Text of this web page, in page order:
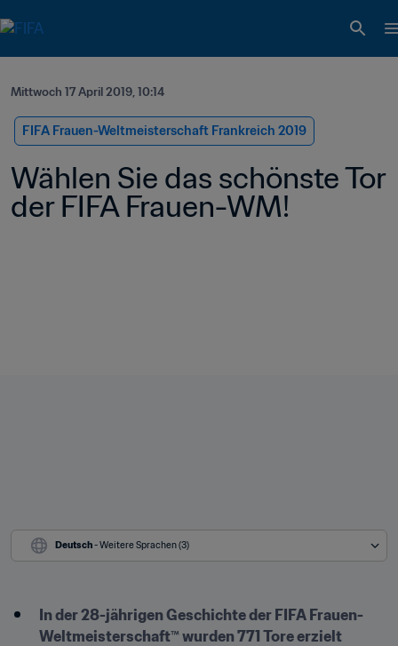
Mittwoch 17 April 2019, 10:14
FIFA Frauen-Weltmeisterschaft Frankreich 2019
Wählen Sie das schönste Tor
der FIFA Frauen-WM!
Deutsch - Weitere Sprachen (3)
In der 28-jährigen Geschichte der FIFA Frauen-
Weltmeisterschaft™ wurden 771 Tore erzielt